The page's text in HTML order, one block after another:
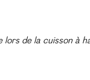
de la cuisson à